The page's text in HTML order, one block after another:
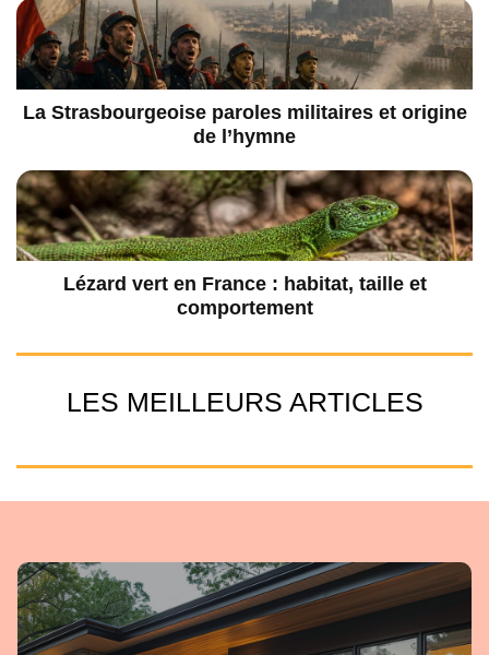
La Strasbourgeoise paroles militaires et origine
de l’hymne
Lézard vert en France : habitat, taille et
comportement
LES MEILLEURS ARTICLES